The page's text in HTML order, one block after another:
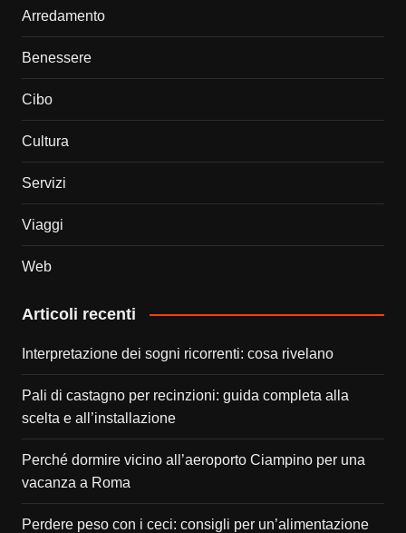
Arredamento
Benessere
Cibo
Cultura
Servizi
Viaggi
Web
Articoli recenti
Interpretazione dei sogni ricorrenti: cosa rivelano
Pali di castagno per recinzioni: guida completa alla
scelta e all’installazione
Perché dormire vicino all’aeroporto Ciampino per una
vacanza a Roma
Perdere peso con i ceci: consigli per un’alimentazione